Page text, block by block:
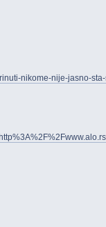
nikome-nije-jasno-